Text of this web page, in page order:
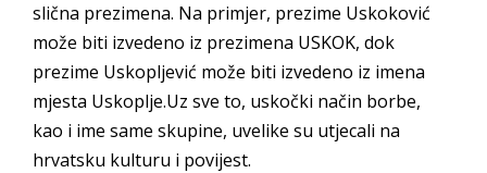
slična prezimena. Na primjer, prezime Uskoković
može biti izvedeno iz prezimena USKOK, dok
prezime Uskopljević može biti izvedeno iz imena
mjesta Uskoplje.Uz sve to, uskočki način borbe,
kao i ime same skupine, uvelike su utjecali na
hrvatsku kulturu i povijest.